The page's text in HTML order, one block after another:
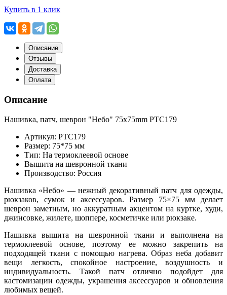
Купить в 1 клик
Описание
Отзывы
Доставка
Оплата
Описание
Нашивка, патч, шеврон "Небо" 75x75mm PTC179
Артикул: PTC179
Размер: 75*75 мм
Тип: На термоклеевой основе
Вышита на шевронной ткани
Производство: Россия
Нашивка «Небо» — нежный декоративный патч для одежды,
рюкзаков, сумок и аксессуаров. Размер 75×75 мм делает
шеврон заметным, но аккуратным акцентом на куртке, худи,
джинсовке, жилете, шоппере, косметичке или рюкзаке.
Нашивка вышита на шевронной ткани и выполнена на
термоклеевой основе, поэтому ее можно закрепить на
подходящей ткани с помощью нагрева. Образ неба добавит
вещи легкость, спокойное настроение, воздушность и
индивидуальность. Такой патч отлично подойдет для
кастомизации одежды, украшения аксессуаров и обновления
любимых вещей.